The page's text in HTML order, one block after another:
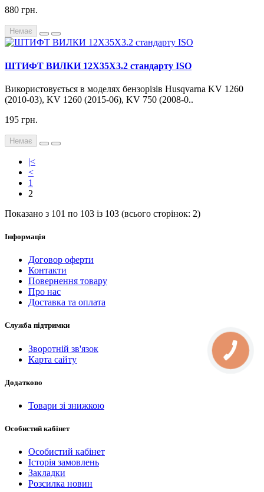
880 грн.
Немає
ШТИФТ ВИЛКИ 12X35X3.2 стандарту ISO
Використовується в моделях бензорізів Husqvarna KV 1260
(2010-03), KV 1260 (2015-06), KV 750 (2008-0..
195 грн.
Немає
|<
<
1
2
Показано з 101 по 103 із 103 (всього сторінок: 2)
Інформація
Договор оферти
Контакти
Повернення товару
Про нас
Доставка та оплата
Служба підтримки
Зворотній зв'язок
Карта сайту
Додатково
Товари зі знижкою
Особистий кабінет
Особистий кабінет
Історія замовлень
Закладки
Розсилка новин
КНОПКА
СВЯЗИ